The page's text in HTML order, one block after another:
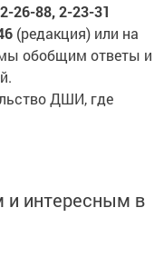
2-26-88, 2-23-31
(редакция) или на
обобщим ответы и
ДШИ, где
интересным в